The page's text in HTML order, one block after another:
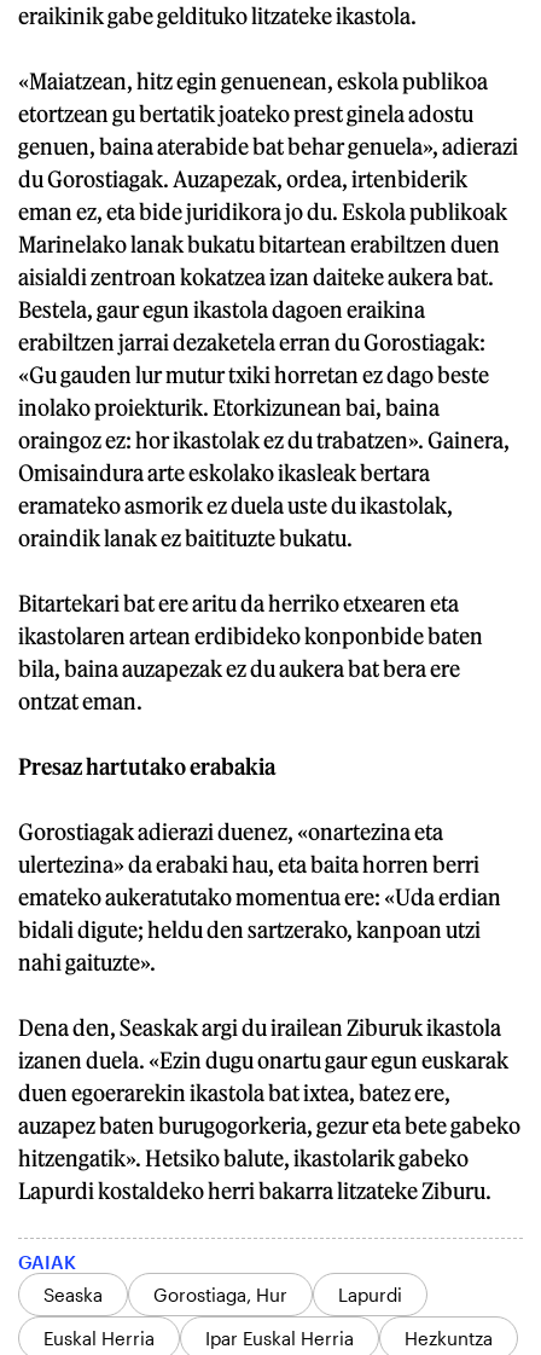
eraikinik gabe geldituko litzateke ikastola.
«Maiatzean, hitz egin genuenean, eskola publikoa
etortzean gu bertatik joateko prest ginela adostu
genuen, baina aterabide bat behar genuela», adierazi
du Gorostiagak. Auzapezak, ordea, irtenbiderik
eman ez, eta bide juridikora jo du. Eskola publikoak
Marinelako lanak bukatu bitartean erabiltzen duen
aisialdi zentroan kokatzea izan daiteke aukera bat.
Bestela, gaur egun ikastola dagoen eraikina
erabiltzen jarrai dezaketela erran du Gorostiagak:
«Gu gauden lur mutur txiki horretan ez dago beste
inolako proiekturik. Etorkizunean bai, baina
oraingoz ez: hor ikastolak ez du trabatzen». Gainera,
Omisaindura arte eskolako ikasleak bertara
eramateko asmorik ez duela uste du ikastolak,
oraindik lanak ez baitituzte bukatu.
Bitartekari bat ere aritu da herriko etxearen eta
ikastolaren artean erdibideko konponbide baten
bila, baina auzapezak ez du aukera bat bera ere
ontzat eman.
Presaz hartutako erabakia
Gorostiagak adierazi duenez, «onartezina eta
ulertezina» da erabaki hau, eta baita horren berri
emateko aukeratutako momentua ere: «Uda erdian
bidali digute; heldu den sartzerako, kanpoan utzi
nahi gaituzte».
Dena den, Seaskak argi du irailean Ziburuk ikastola
izanen duela. «Ezin dugu onartu gaur egun euskarak
duen egoerarekin ikastola bat ixtea, batez ere,
auzapez baten burugogorkeria, gezur eta bete gabeko
hitzengatik». Hetsiko balute, ikastolarik gabeko
Lapurdi kostaldeko herri bakarra litzateke Ziburu.
GAIAK
Seaska
Gorostiaga, Hur
Lapurdi
Euskal Herria
Ipar Euskal Herria Hezkuntza